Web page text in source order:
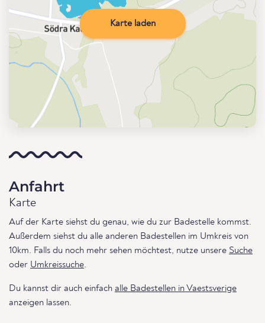
Karte laden
Anfahrt
Karte
Auf der Karte siehst du genau, wie du zur Badestelle kommst.
Außerdem siehst du alle anderen Badestellen im Umkreis von
10km. Falls du noch mehr sehen möchtest, nutze unsere Suche
oder Umkreissuche.
Du kannst dir auch einfach alle Badestellen in Vaestsverige
anzeigen lassen.